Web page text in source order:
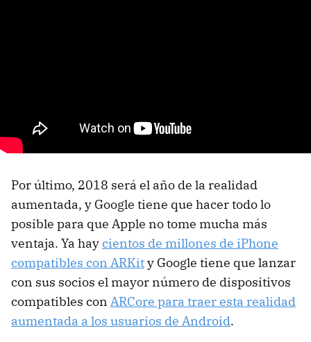
Por último, 2018 será el año de la realidad
aumentada, y Google tiene que hacer todo lo
posible para que Apple no tome mucha más
ventaja. Ya haycientos de millones de iPhone
compatibles con ARKity Google tiene que lanzar
con sus socios el mayor número de dispositivos
compatibles con ARCore para traer esta realidad
aumentada a los usuarios de Android.